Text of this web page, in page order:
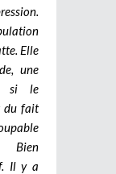
Elle
une
si le
du fait
Bien
Il y a